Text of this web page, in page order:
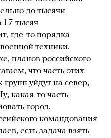
до тысячи
17 тысяч
где-то порядка
техники.
планов российского
что часть этих
групп уйдут на север,
какая-то часть
город.
командования
есть задача взять